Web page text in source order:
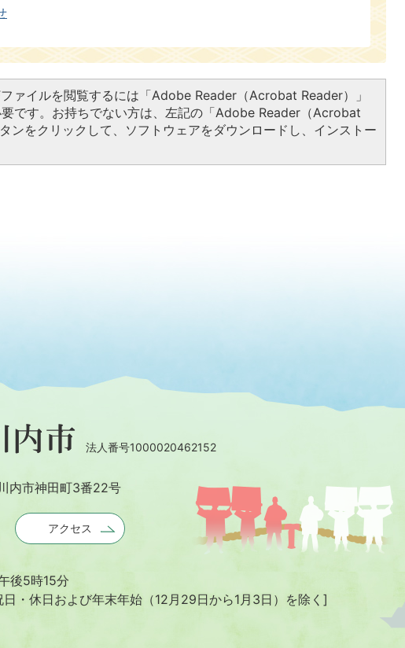
ァイルを閲覧するには「Adobe Reader（Acrobat Reader）」
です。お持ちでない方は、左記の「Adobe Reader（Acrobat
ンをクリックして、ソフトウェアをダウンロードし、インストー
法人番号1000020462152
市神田町3番22号
アクセス
後5時15分
・休日および年末年始 （12月29日から1月3日）を除く]